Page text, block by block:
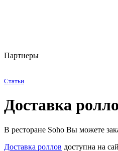
Партнеры
Статьи
Доставка
В ресторане Soho Вы можете
Доставка роллов доступна на